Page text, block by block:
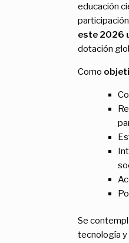
educación
este 2026
dotación
Como
Se
tecnología y